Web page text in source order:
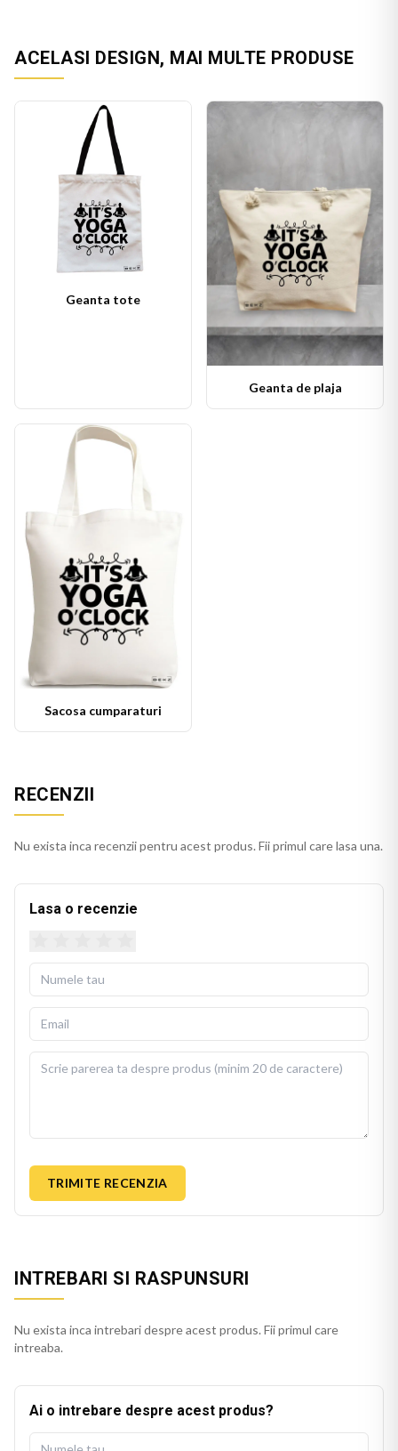
ACELASI DESIGN, MAI MULTE PRODUSE
Geanta tote
Geanta de plaja
Sacosa cumparaturi
RECENZII
Nu exista inca recenzii pentru acest produs. Fii primul care lasa una.
Lasa o recenzie
TRIMITE RECENZIA
INTREBARI SI RASPUNSURI
Nu exista inca intrebari despre acest produs. Fii primul care
intreaba.
Ai o intrebare despre acest produs?